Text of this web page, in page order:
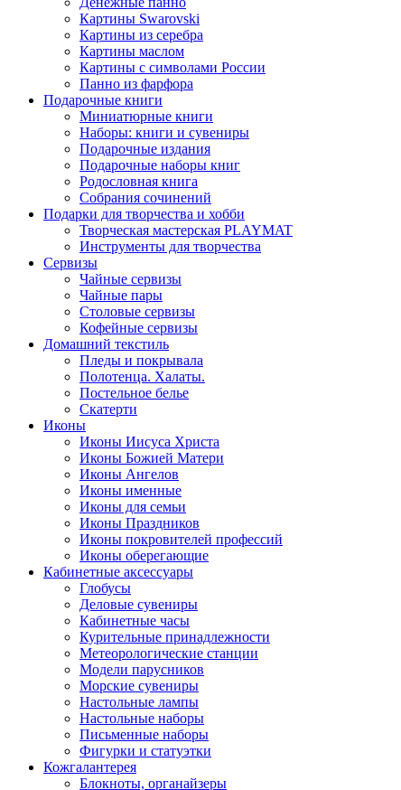
Картины Swarovski
Картины из серебра
Картины маслом
Картины с символами России
Панно из фарфора
Подарочные книги
Миниатюрные книги
Наборы: книги и сувениры
Подарочные издания
Подарочные наборы книг
Родословная книга
Собрания сочинений
Подарки для творчества и хобби
Творческая мастерская PLAYMAT
Инструменты для творчества
Cервизы
Чайные сервизы
Чайные пары
Столовые сервизы
Кофейные сервизы
Домашний текстиль
Пледы и покрывала
Полотенца. Халаты.
Постельное белье
Скатерти
Иконы
Иконы Иисуса Христа
Иконы Божией Матери
Иконы Ангелов
Иконы именные
Иконы для семьи
Иконы Праздников
Иконы покровителей профессий
Иконы оберегающие
Кабинетные аксессуары
Глобусы
Деловые сувениры
Кабинетные часы
Курительные принадлежности
Метеорологические станции
Модели парусников
Морские сувениры
Настольные лампы
Настольные наборы
Письменные наборы
Фигурки и статуэтки
Кожгалантерея
Блокноты, органайзеры